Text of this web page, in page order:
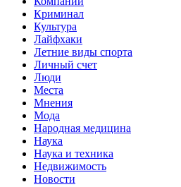
Криминал
Культура
Лайфхаки
Летние виды спорта
Личный счет
Люди
Места
Мнения
Мода
Народная медицина
Наука
Наука и техника
Недвижимость
Новости